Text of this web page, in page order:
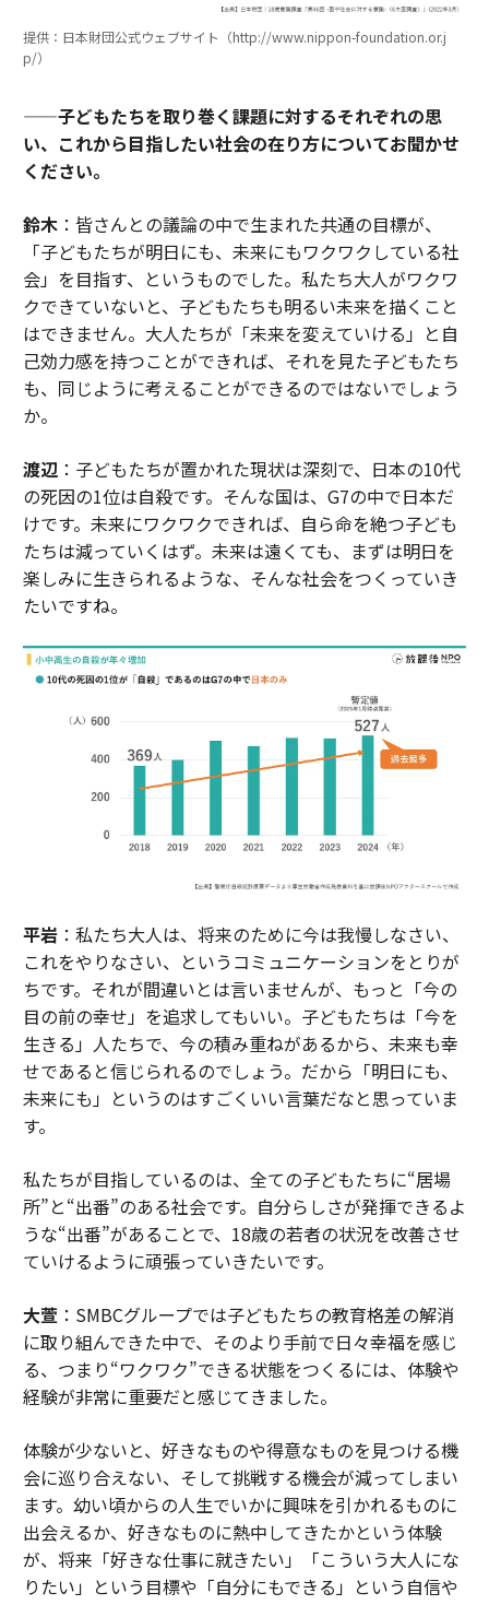
提供：日本財団公式ウェブサイト（http://www.nippon-foundation.or.j
p/）
——子どもたちを取り巻く課題に対するそれぞれの思
い、これから目指したい社会の在り方についてお聞かせ
ください。
鈴木：皆さんとの議論の中で生まれた共通の目標が、
「子どもたちが明日にも、未来にもワクワクしている社
会」を目指す、というものでした。私たち大人がワクワ
クできていないと、子どもたちも明るい未来を描くこと
はできません。大人たちが「未来を変えていける」と自
己効力感を持つことができれば、それを見た子どもたち
も、同じように考えることができるのではないでしょう
か。
渡辺：子どもたちが置かれた現状は深刻で、日本の10代
の死因の1位は自殺です。そんな国は、G7の中で日本だ
けです。未来にワクワクできれば、自ら命を絶つ子ども
たちは減っていくはず。未来は遠くても、まずは明日を
楽しみに生きられるような、そんな社会をつくっていき
たいですね。
平岩：私たち大人は、将来のために今は我慢しなさい、
これをやりなさい、というコミュニケーションをとりが
ちです。それが間違いとは言いませんが、もっと「今の
目の前の幸せ」を追求してもいい。子どもたちは「今を
生きる」人たちで、今の積み重ねがあるから、未来も幸
せであると信じられるのでしょう。だから「明日にも、
未来にも」というのはすごくいい言葉だなと思っていま
す。
私たちが目指しているのは、全ての子どもたちに“居場
所”と“出番”のある社会です。自分らしさが発揮できるよ
うな“出番”があることで、18歳の若者の状況を改善させ
ていけるように頑張っていきたいです。
大萱：SMBCグループでは子どもたちの教育格差の解消
に取り組んできた中で、そのより手前で日々幸福を感じ
る、つまり“ワクワク”できる状態をつくるには、体験や
経験が非常に重要だと感じてきました。
体験が少ないと、好きなものや得意なものを見つける機
会に巡り合えない、そして挑戦する機会が減ってしまい
ます。幼い頃からの人生でいかに興味を引かれるものに
出会えるか、好きなものに熱中してきたかという体験
が、将来「好きな仕事に就きたい」「こういう大人にな
りたい」という目標や「自分にもできる」という自信や